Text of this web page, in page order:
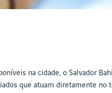
na cidade, o Salvador
que atuam diretamente no